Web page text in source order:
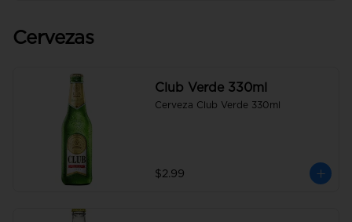
Cervezas
Club Verde 330ml
Cerveza Club Verde 330ml
$2.99